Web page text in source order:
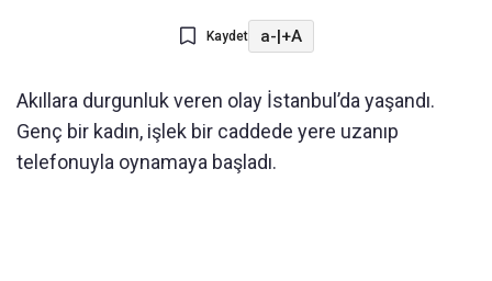
Kaydet a-|+A
Akıllara durgunluk veren olay İstanbul’da yaşandı.
Genç bir kadın, işlek bir caddede yere uzanıp
telefonuyla oynamaya başladı.